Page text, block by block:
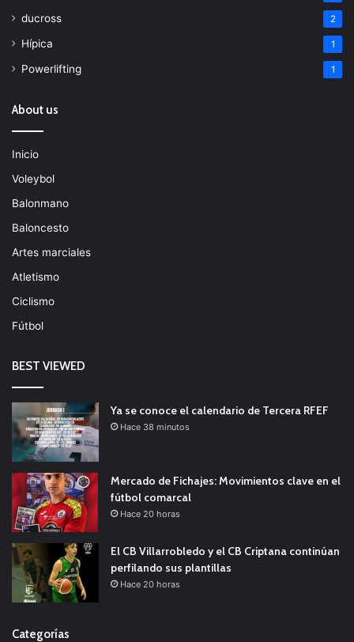
ducross 2
Hípica 1
Powerlifting 1
About us
Inicio
Voleybol
Balonmano
Baloncesto
Artes marciales
Atletismo
Ciclismo
Fútbol
BEST VIEWED
Ya se conoce el calendario de Tercera RFEF
Hace 38 minutos
Mercado de Fichajes: Movimientos clave en el
fútbol comarcal
Hace 20 horas
El CB Villarrobledo y el CB Criptana continúan
perfilando sus plantillas
Hace 20 horas
Categorías